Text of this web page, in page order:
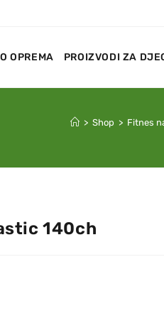
OPREMA PROIZVODI ZA
> Shop > Fitnes
140ch